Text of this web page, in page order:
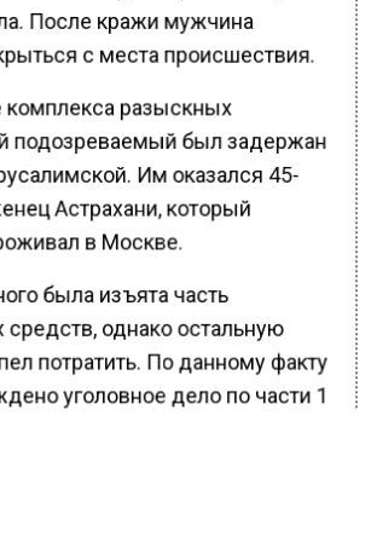
После кражи мужчина
с места происшествия.
комплекса разыскных
подозреваемый был задержан
Им оказался 45-
Астрахани, который
в Москве.
была изъята часть
однако остальную
потратить. По данному факту
уголовное дело по части 1